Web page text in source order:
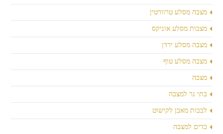
מצבה מסלע טרוורטין
מצבות מסלע אוניקס
מצבה מסלע ירדן
מצבה מסלע טוף
מצבה
בתי נר למצבה
לבבות מאבן לקישוט
כדים למצבה